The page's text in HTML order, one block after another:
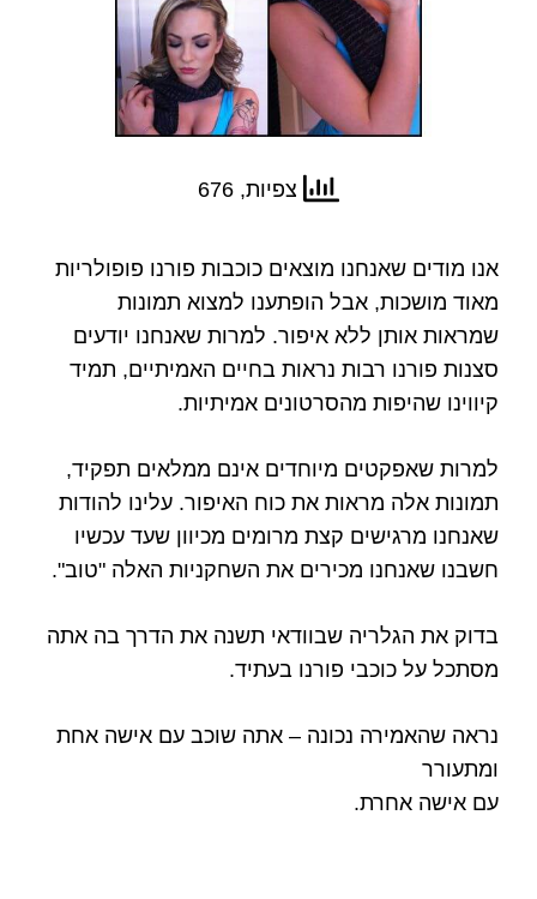
צפיות, 676
אנו מודים שאנחנו מוצאים כוכבות פורנו פופולריות
מאוד מושכות, אבל הופתענו למצוא תמונות
שמראות אותן ללא איפור. למרות שאנחנו יודעים
סצנות פורנו רבות נראות בחיים האמיתיים, תמיד
קיווינו שהיפות מהסרטונים אמיתיות.
למרות שאפקטים מיוחדים אינם ממלאים תפקיד,
תמונות אלה מראות את כוח האיפור. עלינו להודות
שאנחנו מרגישים קצת מרומים מכיוון שעד עכשיו
חשבנו שאנחנו מכירים את השחקניות האלה "טוב".
בדוק את הגלריה שבוודאי תשנה את הדרך בה אתה
מסתכל על כוכבי פורנו בעתיד.
נראה שהאמירה נכונה – אתה שוכב עם אישה אחת
ומתעורר
עם אישה אחרת.